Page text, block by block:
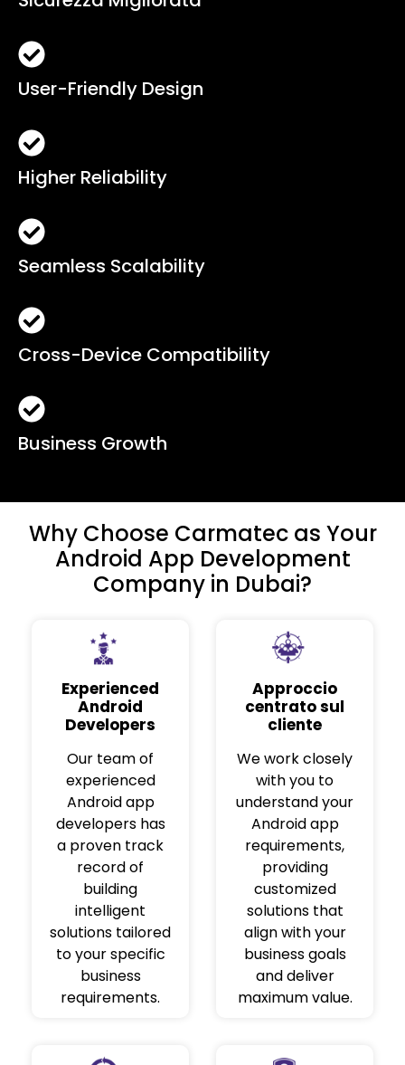
User-Friendly Design
Higher Reliability
Seamless Scalability
Cross-Device Compatibility
Business Growth
Why Choose Carmatec as Your
Android App Development
Company in Dubai?​
Experienced
Android
Developers
Our team of
experienced
Android app
developers has
a proven track
record of
building
intelligent
solutions tailored
to your specific
business
requirements.
Approccio
centrato sul
cliente
We work closely
with you to
understand your
Android app
requirements,
providing
customized
solutions that
align with your
business goals
and deliver
maximum value.